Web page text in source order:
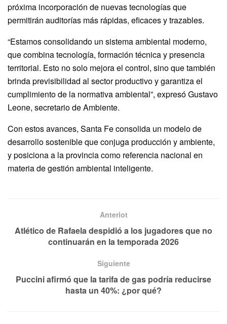
próxima incorporación de nuevas tecnologías que
permitirán auditorías más rápidas, eficaces y trazables.
“Estamos consolidando un sistema ambiental moderno,
que combina tecnología, formación técnica y presencia
territorial. Esto no solo mejora el control, sino que también
brinda previsibilidad al sector productivo y garantiza el
cumplimiento de la normativa ambiental”, expresó Gustavo
Leone, secretario de Ambiente.
Con estos avances, Santa Fe consolida un modelo de
desarrollo sostenible que conjuga producción y ambiente,
y posiciona a la provincia como referencia nacional en
materia de gestión ambiental inteligente.
Anteriot
Atlético de Rafaela despidió a los jugadores que no
continuarán en la temporada 2026
Siguiente
Puccini afirmó que la tarifa de gas podría reducirse
hasta un 40%: ¿por qué?